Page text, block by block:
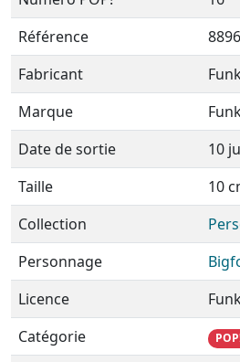
Référence
Fabricant
Marque
Date de sortie
10
Taille
10
Collection
Personnage
Licence
Catégorie